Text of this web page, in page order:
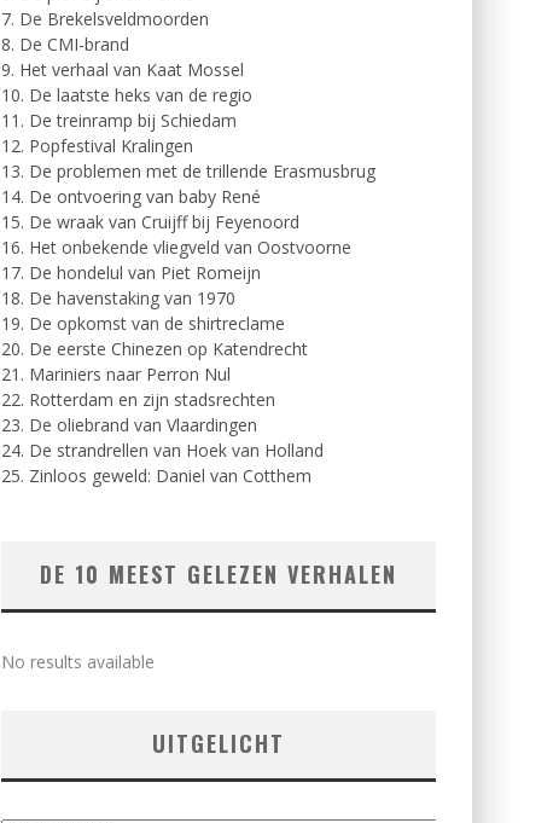
7. De Brekelsveldmoorden
8. De CMI-brand
9. Het verhaal van Kaat Mossel
10. De laatste heks van de regio
11. De treinramp bij Schiedam
12. Popfestival Kralingen
13. De problemen met de trillende Erasmusbrug
14. De ontvoering van baby René
15. De wraak van Cruijff bij Feyenoord
16. Het onbekende vliegveld van Oostvoorne
17. De hondelul van Piet Romeijn
18. De havenstaking van 1970
19. De opkomst van de shirtreclame
20. De eerste Chinezen op Katendrecht
21. Mariniers naar Perron Nul
22. Rotterdam en zijn stadsrechten
23. De oliebrand van Vlaardingen
24. De strandrellen van Hoek van Holland
25. Zinloos geweld: Daniel van Cotthem
DE 10 MEEST GELEZEN VERHALEN
No results available
UITGELICHT